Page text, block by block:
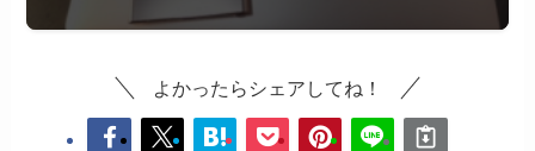
よかったらシェアしてね！